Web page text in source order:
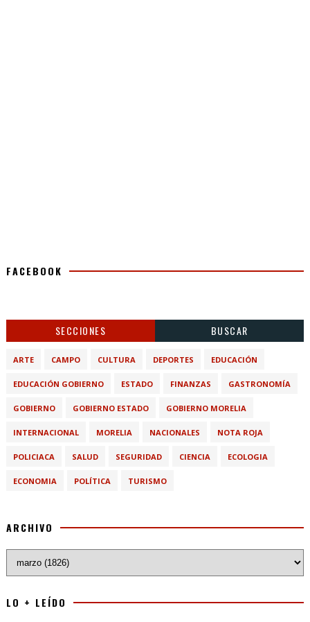
FACEBOOK
SECCIONES BUSCAR
ARTE CAMPO CULTURA DEPORTES EDUCACIÓN
EDUCACIÓN GOBIERNO ESTADO FINANZAS GASTRONOMÍA
GOBIERNO GOBIERNO ESTADO GOBIERNO MORELIA
INTERNACIONAL MORELIA NACIONALES NOTA ROJA
POLICIACA SALUD SEGURIDAD CIENCIA ECOLOGIA
ECONOMIA POLÍTICA TURISMO
ARCHIVO
LO + LEÍDO